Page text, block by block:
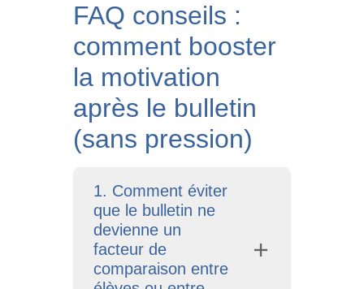
FAQ conseils :
comment booster
la motivation
après le bulletin
(sans pression)
1. Comment éviter
que le bulletin ne
devienne un
facteur de
comparaison entre